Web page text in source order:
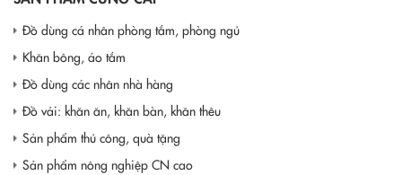
Đồ dùng cá nhân phòng tắm, phòng ngủ
Khăn bông, áo tắm
Đồ dùng các nhân nhà hàng
Đồ vải: khăn ăn, khăn bàn, khăn thêu
Sản phẩm thủ công, quà tặng
Sản phẩm nông nghiệp CN cao